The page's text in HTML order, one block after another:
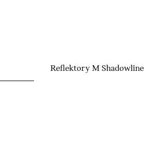
Reflektory M Shadowline